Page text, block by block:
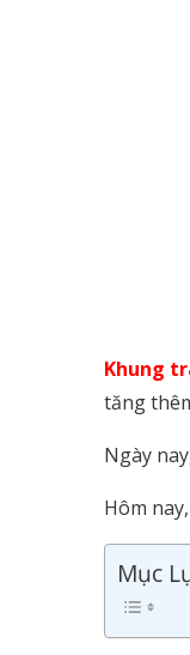
Khung
tăng
Ngày
Hôm
Mục